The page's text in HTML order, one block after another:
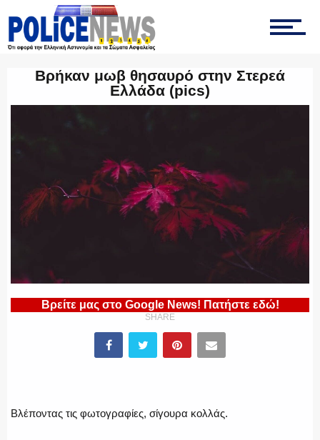
ΤΡΟΧΑΙΑ
Βρήκαν μωβ θησαυρό στην Στερεά
Ελλάδα (pics)
Βρείτε μας στο Google News! Πατήστε εδώ!
SHARE
Βλέποντας τις φωτογραφίες, σίγουρα κολλάς.